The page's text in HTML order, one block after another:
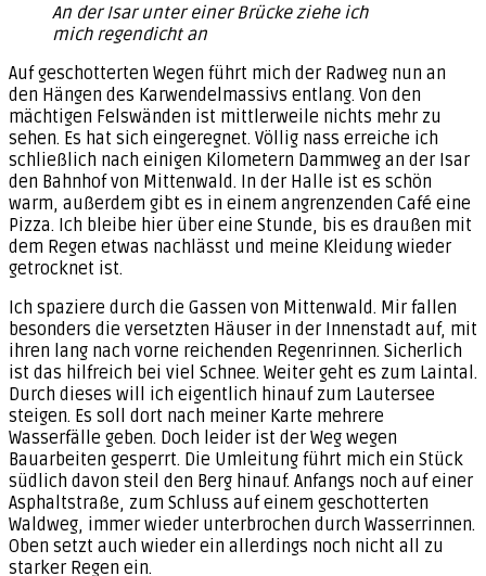
An der Isar unter einer Brücke ziehe ich
mich regendicht an
Auf geschotterten Wegen führt mich der Radweg nun an
den Hängen des Karwendelmassivs entlang. Von den
mächtigen Felswänden ist mittlerweile nichts mehr zu
sehen. Es hat sich eingeregnet. Völlig nass erreiche ich
schließlich nach einigen Kilometern Dammweg an der Isar
den Bahnhof von Mittenwald. In der Halle ist es schön
warm, außerdem gibt es in einem angrenzenden Café eine
Pizza. Ich bleibe hier über eine Stunde, bis es draußen mit
dem Regen etwas nachlässt und meine Kleidung wieder
getrocknet ist.
Ich spaziere durch die Gassen von Mittenwald. Mir fallen
besonders die versetzten Häuser in der Innenstadt auf, mit
ihren lang nach vorne reichenden Regenrinnen. Sicherlich
ist das hilfreich bei viel Schnee. Weiter geht es zum Laintal.
Durch dieses will ich eigentlich hinauf zum Lautersee
steigen. Es soll dort nach meiner Karte mehrere
Wasserfälle geben. Doch leider ist der Weg wegen
Bauarbeiten gesperrt. Die Umleitung führt mich ein Stück
südlich davon steil den Berg hinauf. Anfangs noch auf einer
Asphaltstraße, zum Schluss auf einem geschotterten
Waldweg, immer wieder unterbrochen durch Wasserrinnen.
Oben setzt auch wieder ein allerdings noch nicht all zu
starker Regen ein.